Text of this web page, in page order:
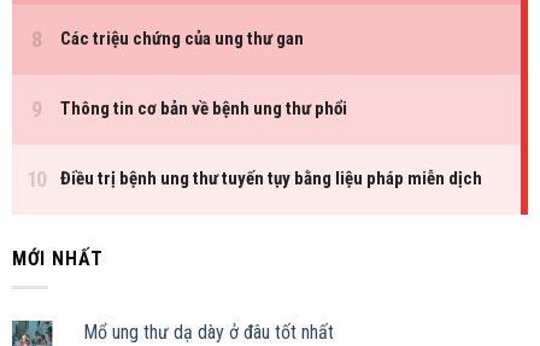
MỚI NHẤT
Mổ ung thư dạ dày ở đâu tốt nhất